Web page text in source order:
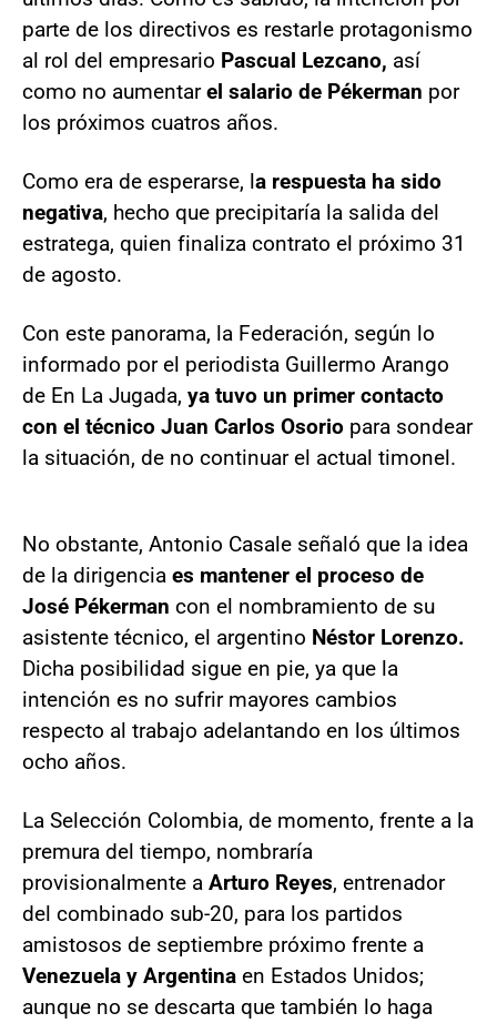
parte de los directivos es restarle protagonismo
al rol del empresario Pascual Lezcano, así
como no aumentarel salario de Pékerman por
los próximos cuatros años.
Como era de esperarse, la respuesta ha sido
negativa, hecho que precipitaría la salida del
estratega, quien finaliza contrato el próximo 31
de agosto.
Con este panorama, la Federación, según lo
informado por el periodista Guillermo Arango
de En La Jugada, ya tuvo un primer contacto
con el técnico Juan Carlos Osorio para sondear
la situación, de no continuar el actual timonel.
No obstante, Antonio Casale señaló que la idea
de la dirigencia es mantener el proceso de
José Pékerman con el nombramiento de su
asistente técnico, el argentino Néstor Lorenzo.
Dicha posibilidad sigue en pie, ya que la
intención es no sufrir mayores cambios
respecto al trabajo adelantando en los últimos
ocho años.
La Selección Colombia, de momento, frente a la
premura del tiempo, nombraría
provisionalmente a Arturo Reyes, entrenador
del combinado sub-20, para los partidos
amistosos de septiembre próximo frente a
Venezuela y Argentina en Estados Unidos;
aunque no se descarta que también lo haga